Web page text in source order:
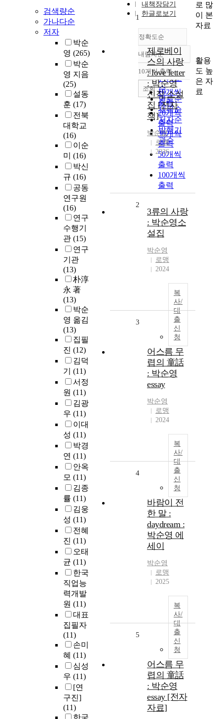
검색량순
가나다순
저자
박순
영 (265)
박순
영 지음
(25)
설동
훈 (17)
전북
대학교
(16)
이순
미 (16)
박신
규 (16)
공동
연구원
(16)
연구
수행기
관 (15)
연구
기관
(13)
朴淳
永 著
(13)
박순
영 옮김
(13)
집필
진 (12)
김덕
기 (11)
서정
원 (11)
김광
우 (11)
이대
성 (11)
박경
연 (11)
안옥
모 (11)
김종
률 (11)
김웅
성 (11)
전혜
진 (11)
오태
균 (11)
한국
직업능
력개발
원 (11)
대표
집필자
(11)
손미
혜 (11)
심성
우 (11)
[연
구진]
(11)
내책장담기
한글로보기
정확도순
정확도
순
인기도
순
연도순
제목순
저자순
발행기
관순
내림차순
내림차순
10개씩 출력
10개씩
출력
20개씩
출력
30개씩
출력
50개씩
출력
100개씩
출력
조회
1
제로베이
스의 사랑
: love letter
: 박순영
신작 소설
집 [전자
책]
박순영
로맹
2026
2
3류의 사랑
: 박순영소
설집
박순영
로맹
2024
복
사/
대
출
신
청
3
어스름 무
렵의 童話
: 박순영
essay
박순영
로맹
2024
복
사/
대
출
신
청
4
바람이 전
한 말 :
daydream :
박순영 에
세이
박순영
로맹
2025
복
사/
대
출
신
청
5
어스름 무
렵의 童話
: 박순영
essay [전자
자료]
로 많
이 본
자료
활용
도 높
은 자
료